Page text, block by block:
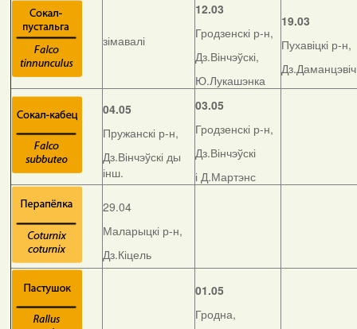
зімавалі
12.03
Гродзенскі р-н,
Дз.Вінчэўскі,
Ю.Лукашэнка
19.03
Пухавіцкі р-н,
Дз.Даманцэвіч
04.05
Пружанскі р-н,
Дз.Вінчэўскі ды
інш.
03.05
Гродзенскі р-н,
Дз.Вінчэўскі
і Д.Мартэнс
29.04
Маларыцкі р-н,
Дз.Кіцель
01.05
Гродна,